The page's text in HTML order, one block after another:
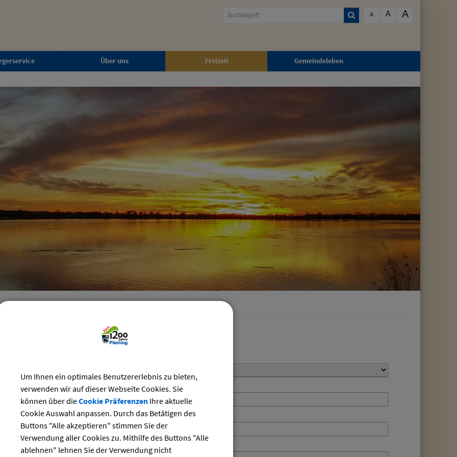
A A A
Über uns Freizeit Gemeindeleben
im Bürgerhaus Pliening
2023
Sa So
1
7
8
21 22
Suchwort
Datum
bis:
Um Ihnen ein optimales Benutzererlebnis zu bieten,
verwenden wir auf dieser Webseite Cookies. Sie
können über dieCookie PräferenzenIhre aktuelle
Cookie Auswahl anpassen. Durch das Betätigen des
Buttons "Alle akzeptieren" stimmen Sie der
Verwendung aller Cookies zu. Mithilfe des Buttons "Alle
ablehnen" lehnen Sie der Verwendung nicht